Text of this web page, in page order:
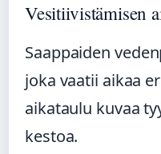
Vesitiivistämisen
Saappaiden
joka vaatii aikaa
aikataulu kuvaa
kestoa.